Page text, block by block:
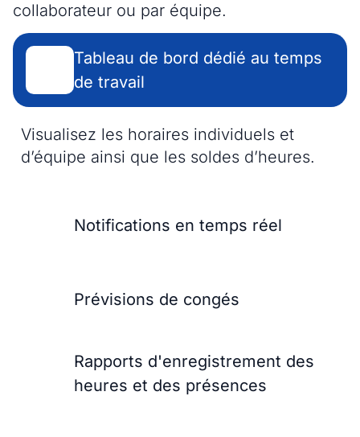
collaborateur ou par équipe.
Tableau de bord dédié au temps
de travail
Notifications en temps réel
Prévisions de congés
Rapports d'enregistrement des
heures et des présences
Visualisez les horaires individuels et
d’équipe ainsi que les soldes d’heures.